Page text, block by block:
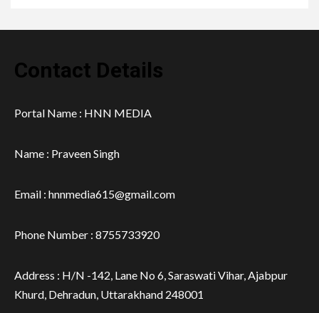
Contact Details
Portal Name : HNN MEDIA
Name : Praveen Singh
Email : hnnmedia615@gmail.com
Phone Number : 8755733920
Address : H/N -142, Lane No 6, Saraswati Vihar, Ajabpur
Khurd, Dehradun, Uttarakhand 248001